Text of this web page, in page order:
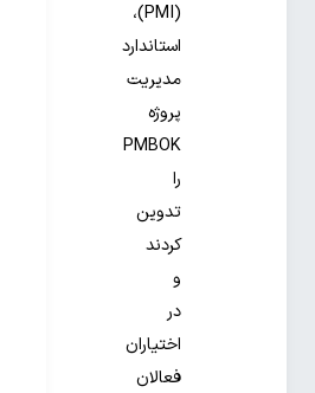
(PMI)،
استاندارد
مدیریت
پروژه
PMBOK
را
تدوین
کردند
و
در
اختیاران
فعالان